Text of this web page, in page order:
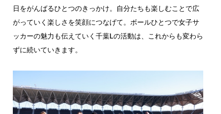
日をがんばるひとつのきっかけ。自分たちも楽しむことで広
がっていく楽しさを笑顔につなげて。ボールひとつで女子サ
ッカーの魅力も伝えていく千葉Lの活動は、これからも変わら
ずに続いていきます。